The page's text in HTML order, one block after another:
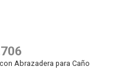
Abrazadera para Caño